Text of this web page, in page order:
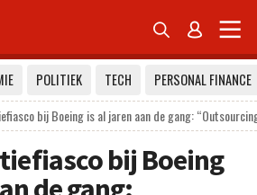
 
POLITIEK TECH
PERSONAL FINANCE
bij Boeing is al jaren aan de gang:
bij Boeing